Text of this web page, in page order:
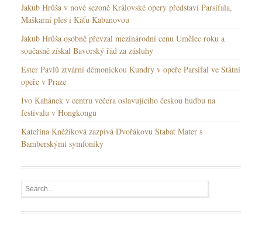
Jakub Hrůša v nové sezoně Královské opery představí Parsifala,
Maškarní ples i Káťu Kabanovou
Jakub Hrůša osobně převzal mezinárodní cenu Umělec roku a
současně získal Bavorský řád za zásluhy
Ester Pavlů ztvární démonickou Kundry v opeře Parsifal ve Státní
opeře v Praze
Ivo Kahánek v centru večera oslavujícího českou hudbu na
festivalu v Hongkongu
Kateřina Kněžíková zazpívá Dvořákovu Stabat Mater s
Bamberskými symfoniky